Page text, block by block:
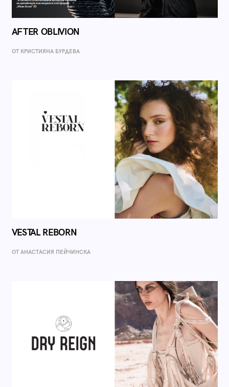
AFTER OBLIVION
ОТ КРИСТИЯНА БУРДЕВА
VESTAL REBORN
ОТ AНАСТАСИЯ ПЕЙЧИНСКА